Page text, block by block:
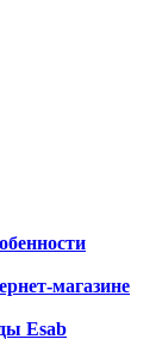
магазине
Esab